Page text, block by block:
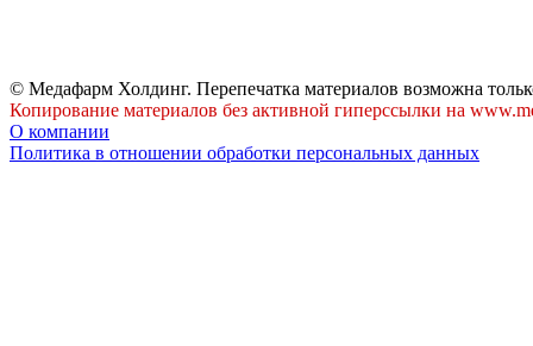
© Медафарм Холдинг. Перепечатка материалов возможна
Копирование материалов без активной гиперссылки на
О компании
Политика в отношении обработки персональных данных